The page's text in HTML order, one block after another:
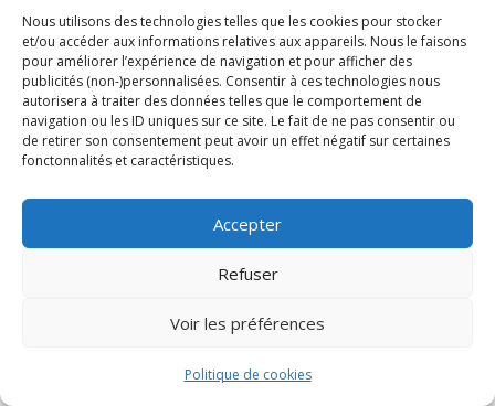
Nous utilisons des technologies telles que les cookies pour stocker
et/ou accéder aux informations relatives aux appareils. Nous le faisons
pour améliorer l’expérience de navigation et pour afficher des
publicités (non-)personnalisées. Consentir à ces technologies nous
autorisera à traiter des données telles que le comportement de
navigation ou les ID uniques sur ce site. Le fait de ne pas consentir ou
de retirer son consentement peut avoir un effet négatif sur certaines
fonctonnalités et caractéristiques.
Accepter
Refuser
Voir les préférences
Politique de cookies
Lorsqu’un jugement a été infirmé pour défaut
de recours gracieux, le demandeur peut-il se
voir opposer l’autorité de la chose jugée quand
il saisit à nouveau le premier juge après
régularisation ?
28/01/2016 À 13:22
L »immeuble de ma cliente a été vendu par sa